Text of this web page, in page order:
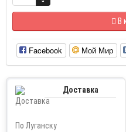
В
Facebook Мой Мир
Доставка
По Луганску